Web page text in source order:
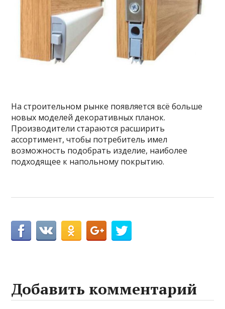
На строительном рынке появляется всё больше
новых моделей декоративных планок.
Производители стараются расширить
ассортимент, чтобы потребитель имел
возможность подобрать изделие, наиболее
подходящее к напольному покрытию.
Добавить комментарий